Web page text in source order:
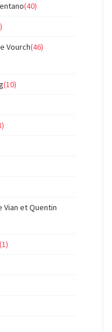
(40)
Vourch(46)
(10)
Vian et Quentin
(1)